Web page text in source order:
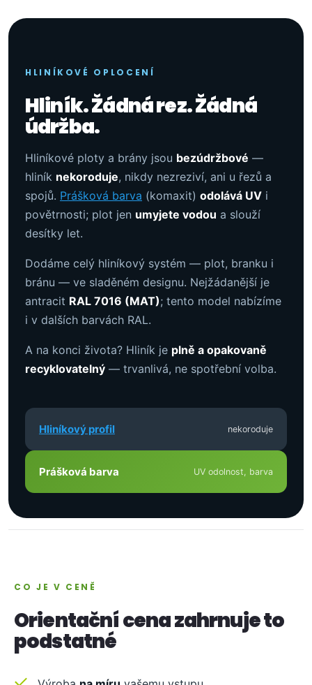
HLINÍKOVÉ OPLOCENÍ
Hliník. Žádná rez. Žádná
údržba.
Hliníkové ploty a brány jsou bezúdržbové —
hliník nekoroduje, nikdy nezreziví, ani u řezů a
spojů. Prášková barva (komaxit) odolává UV i
povětrnosti; plot jen umyjete vodou a slouží
desítky let.
Dodáme celý hliníkový systém — plot, branku i
bránu — ve sladěném designu. Nejžádanější je
antracit RAL 7016 (MAT); tento model nabízíme
i v dalších barvách RAL.
A na konci života? Hliník je plně a opakovaně
recyklovatelný — trvanlivá, ne spotřební volba.
Hliníkový profil nekoroduje
Prášková barva UV odolnost, barva
CO JE V CENĚ
Orientační cena zahrnuje to
podstatné